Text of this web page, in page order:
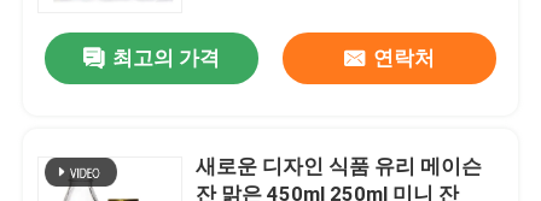
최고의 가격 연락처
새로운 디자인 식품 유리 메이슨
잔 맑은 450ml 250ml 미니 잔